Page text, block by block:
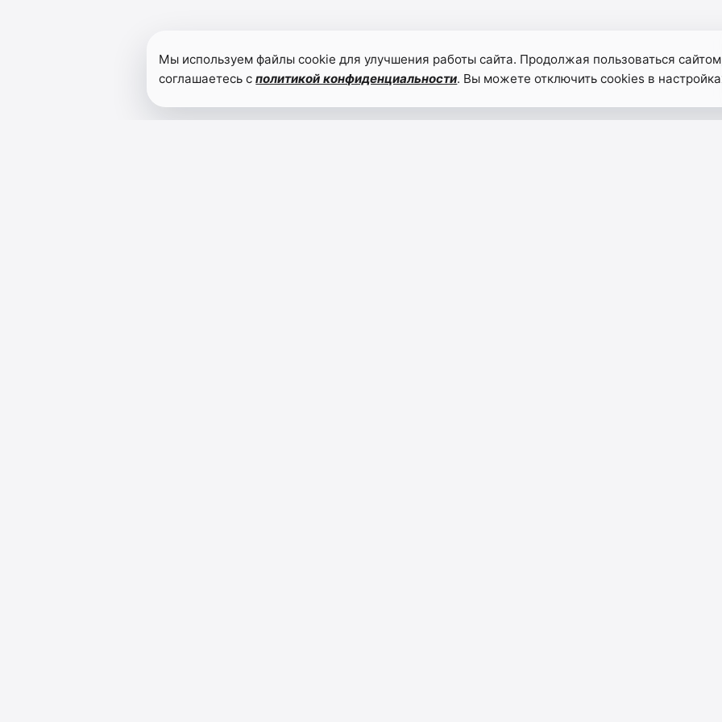
Мы используем файлы cookie для улучшения работы сайта. Продолжая пользоваться
соглашаетесь сполитикой конфиденциальности. Вы можете отключить cookies в